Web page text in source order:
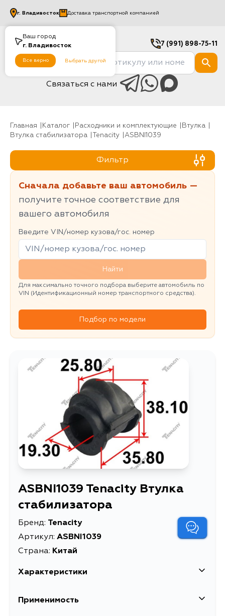
Ваш город
г. Владивосток
Все верно Выбрать другой
г. Владивосток Доставка транспортной компанией
7 (991) 898-75-11
Связаться с нами
Главная Каталог Расходники и комплектующие
Втулка
Втулка стабилизатора
Tenacity ASBNI1039
Фильтр
Сначала добавьте ваш автомобиль —
получите точное соответствие для
вашего автомобиля
Введите VIN/номер кузова/гос. номер
Найти
Для максимально точного подбора выберите автомобиль по
VIN (Идентификационный номер транспортного средства).
Подбор по модели
ASBNI1039 Tenacity Втулка
стабилизатора
Бренд: Tenacity
Артикул: ASBNI1039
Страна: Китай
Характеристики
Высота упаковки, мм
Применимость